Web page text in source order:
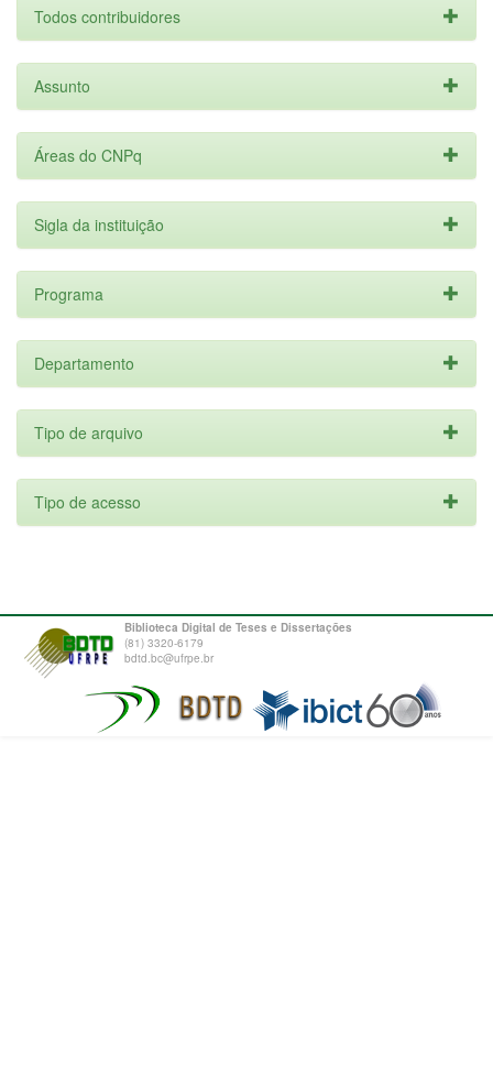
Todos contribuidores
Assunto
Áreas do CNPq
Sigla da instituição
Programa
Departamento
Tipo de arquivo
Tipo de acesso
Biblioteca Digital de Teses e Dissertações
(81) 3320-6179
bdtd.bc@ufrpe.br